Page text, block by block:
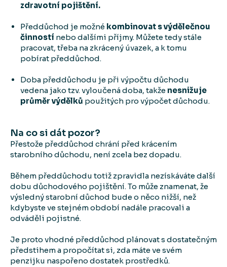
zdravotní pojištění.
Předdůchod je možné kombinovat s výdělečnou
činností nebo dalšími příjmy. Můžete tedy stále
pracovat, třeba na zkrácený úvazek, a k tomu
pobírat předdůchod.
Doba předdůchodu je při výpočtu důchodu
vedena jako tzv. vyloučená doba, takže nesnižuje
průměr výdělků použitých pro výpočet důchodu.
Na co si dát pozor?
Přestože předdůchod chrání před krácením
starobního důchodu, není zcela bez dopadu.
Během předdůchodu totiž zpravidla nezískáváte další
dobu důchodového pojištění. To může znamenat, že
výsledný starobní důchod bude o něco nižší, než
kdybyste ve stejném období nadále pracovali a
odváděli pojistné.
Je proto vhodné předdůchod plánovat s dostatečným
předstihem a propočítat si, zda máte ve svém
penzijku naspořeno dostatek prostředků.